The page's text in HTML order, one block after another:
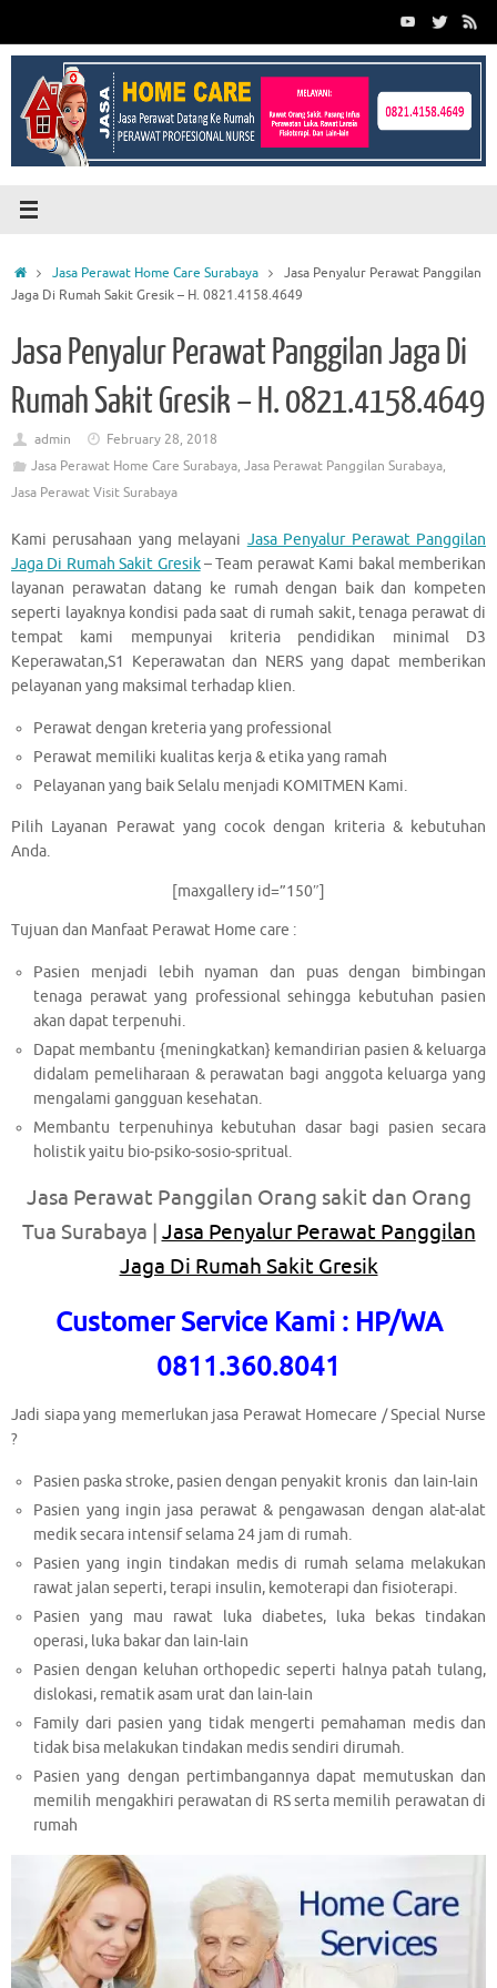
content
HomeJasa Perawat Home Care Surabaya
Jasa Penyalur Perawat Panggilan
Jaga Di Rumah Sakit Gresik – H. 0821.4158.4649
Jasa Penyalur Perawat Panggilan Jaga Di
Rumah Sakit Gresik – H. 0821.4158.4649
admin
February 28, 2018
Jasa Perawat Home Care Surabaya, Jasa Perawat Panggilan Surabaya,
Jasa Perawat Visit Surabaya
Kami perusahaan yang melayani Jasa Penyalur Perawat Panggilan
Jaga Di Rumah Sakit Gresik– Team perawat Kami bakal memberikan
layanan perawatan datang ke rumah dengan baik dan kompeten
seperti layaknya kondisi pada saat di rumah sakit, tenaga perawat di
tempat kami mempunyai kriteria pendidikan minimal D3
Keperawatan,S1 Keperawatan dan NERS yang dapat memberikan
pelayanan yang maksimal terhadap klien.
Perawat dengan kreteria yang professional
Perawat memiliki kualitas kerja & etika yang ramah
Pelayanan yang baik Selalu menjadi KOMITMEN Kami.
Pilih Layanan Perawat yang cocok dengan kriteria & kebutuhan
Anda.
[maxgallery id=”150″]
Tujuan dan Manfaat Perawat Home care :
Pasien menjadi lebih nyaman dan puas dengan bimbingan
tenaga perawat yang professional sehingga kebutuhan pasien
akan dapat terpenuhi.
Dapat membantu {meningkatkan} kemandirian pasien & keluarga
didalam pemeliharaan & perawatan bagi anggota keluarga yang
mengalami gangguan kesehatan.
Membantu terpenuhinya kebutuhan dasar bagi pasien secara
holistik yaitu bio-psiko-sosio-spritual.
Jasa Perawat Panggilan Orang sakit dan Orang
Tua Surabaya | Jasa Penyalur Perawat Panggilan
Jaga Di Rumah Sakit Gresik
Customer Service Kami : HP/WA
0811.360.8041
Jadi siapa yang memerlukan jasa Perawat Homecare / Special Nurse
?
Pasien paska stroke, pasien dengan penyakit kronis dan lain-lain
Pasien yang ingin jasa perawat & pengawasan dengan alat-alat
medik secara intensif selama 24 jam di rumah.
Pasien yang ingin tindakan medis di rumah selama melakukan
rawat jalan seperti, terapi insulin, kemoterapi dan fisioterapi.
Pasien yang mau rawat luka diabetes, luka bekas tindakan
operasi, luka bakar dan lain-lain
Pasien dengan keluhan orthopedic seperti halnya patah tulang,
dislokasi, rematik asam urat dan lain-lain
Family dari pasien yang tidak mengerti pemahaman medis dan
tidak bisa melakukan tindakan medis sendiri dirumah.
Pasien yang dengan pertimbangannya dapat memutuskan dan
memilih mengakhiri perawatan di RS serta memilih perawatan di
rumah